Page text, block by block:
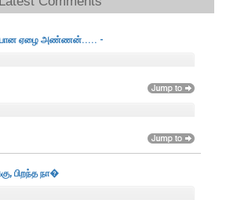
ஏழை அண்ணன்..... -
பிறந்த நா�